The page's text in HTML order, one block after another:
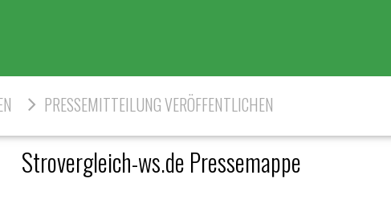
PRESSEMITTEILUNG VERÖFFENTLICHEN
Strovergleich-ws.de Pressemappe